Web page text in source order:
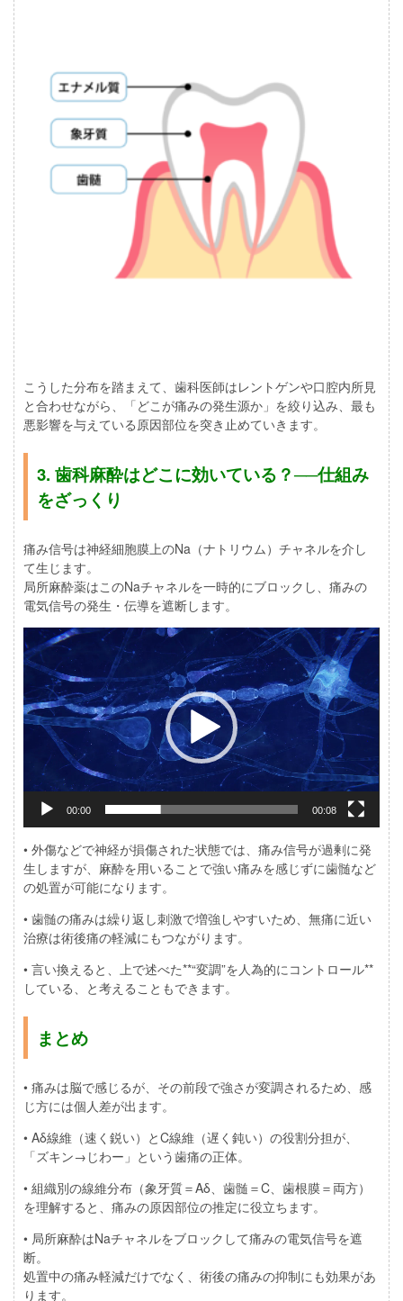
こうした分布を踏まえて、歯科医師はレントゲンや口腔内所見
と合わせながら、「どこが痛みの発生源か」を絞り込み、最も
悪影響を与えている原因部位を突き止めていきます。
3. 歯科麻酔はどこに効いている？──仕組み
をざっくり
痛み信号は神経細胞膜上のNa（ナトリウム）チャネルを介し
て生じます。
局所麻酔薬はこのNaチャネルを一時的にブロックし、痛みの
電気信号の発生・伝導を遮断します。
動
画
プ
レ
ー
ヤ
00:00 00:08
• 外傷などで神経が損傷された状態では、痛み信号が過剰に発
生しますが、麻酔を用いることで強い痛みを感じずに歯髄など
の処置が可能になります。
• 歯髄の痛みは繰り返し刺激で増強しやすいため、無痛に近い
治療は術後痛の軽減にもつながります。
• 言い換えると、上で述べた**“変調”を人為的にコントロール**
している、と考えることもできます。
まとめ
• 痛みは脳で感じるが、その前段で強さが変調されるため、感
じ方には個人差が出ます。
• Aδ線維（速く鋭い）とC線維（遅く鈍い）の役割分担が、
「ズキン→じわー」という歯痛の正体。
• 組織別の線維分布（象牙質＝Aδ、歯髄＝C、歯根膜＝両方）
を理解すると、痛みの原因部位の推定に役立ちます。
• 局所麻酔はNaチャネルをブロックして痛みの電気信号を遮
断。
処置中の痛み軽減だけでなく、術後の痛みの抑制にも効果があ
ります。